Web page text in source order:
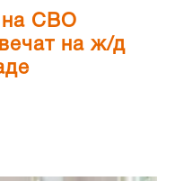
на СВО
на ж/д